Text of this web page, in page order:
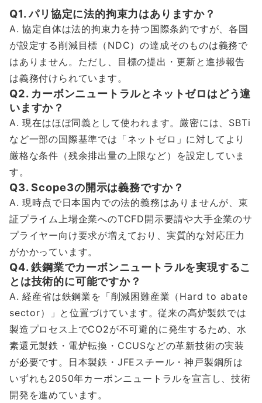
Q1. パリ協定に法的拘束力はありますか？
A. 協定自体は法的拘束力を持つ国際条約ですが、各国
が設定する削減目標（NDC）の達成そのものは義務で
はありません。ただし、目標の提出・更新と進捗報告
は義務付けられています。
Q2. カーボンニュートラルとネットゼロはどう違
いますか？
A. 現在はほぼ同義として使われます。厳密には、SBTi
など一部の国際基準では「ネットゼロ」に対してより
厳格な条件（残余排出量の上限など）を設定していま
す。
Q3. Scope3の開示は義務ですか？
A. 現時点で日本国内での法的義務はありませんが、東
証プライム上場企業へのTCFD開示要請や大手企業のサ
プライヤー向け要求が増えており、実質的な対応圧力
がかかっています。
Q4. 鉄鋼業でカーボンニュートラルを実現するこ
とは技術的に可能ですか？
A. 経産省は鉄鋼業を「削減困難産業（Hard to abate
sector）」と位置づけています。従来の高炉製鉄では
製造プロセス上でCO2が不可避的に発生するため、水
素還元製鉄・電炉転換・CCUSなどの革新技術の実装
が必要です。日本製鉄・JFEスチール・神戸製鋼所は
いずれも2050年カーボンニュートラルを宣言し、技術
開発を進めています。